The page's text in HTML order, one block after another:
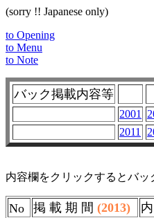
(sorry !! Japanese only)
to Opening
to Menu
to Note
バック掲載内容等
2001
2011
内容欄をクリックするとバッ
No 掲 載 期 間 (2013)